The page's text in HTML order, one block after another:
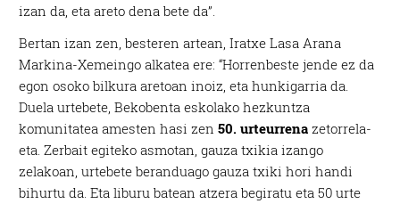
izan da, eta areto dena bete da”.
Bertan izan zen, besteren artean, Iratxe Lasa Arana
Markina-Xemeingo alkatea ere: “Horrenbeste jende ez da
egon osoko bilkura aretoan inoiz, eta hunkigarria da.
Duela urtebete, Bekobenta eskolako hezkuntza
komunitatea amesten hasi zen50. urteurrena zetorrela-
eta. Zerbait egiteko asmotan, gauza txikia izango
zelakoan, urtebete beranduago gauza txiki hori handi
bihurtu da. Eta liburu batean atzera begiratu eta 50 urte